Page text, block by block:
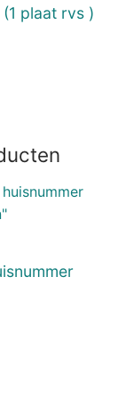
plaat rvs )